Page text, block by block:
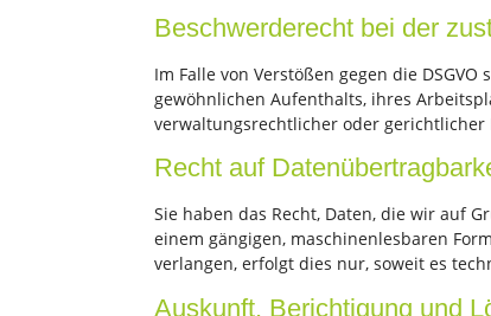
Beschwerde­recht bei der
Im Falle von Verstößen gegen die
gewöhnlichen Aufenthalts, ihres
verwaltungsrechtlicher oder gerichtlicher
Recht auf
Sie haben das Recht, Daten, die wir auf
einem gängigen, maschinenlesbaren
verlangen, erfolgt dies nur, soweit es
Auskunft, Berichtigung und